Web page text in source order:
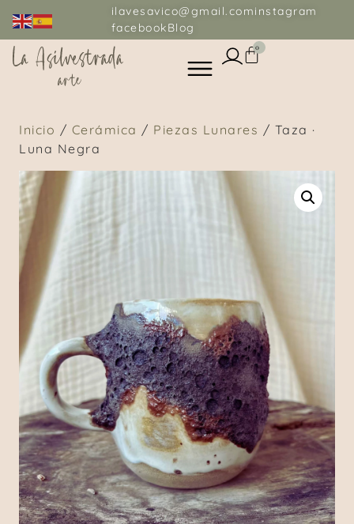
ilavesavico@gmail.cominstagram
facebookBlog
0
Inicio / Cerámica / Piezas Lunares / Taza ·
Luna Negra